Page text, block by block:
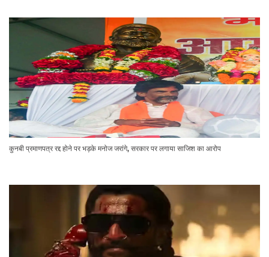
कुनबी प्रमाणपत्र रद्द होने पर भड़के मनोज जरांगे, सरकार पर लगाया साजिश का आरोप